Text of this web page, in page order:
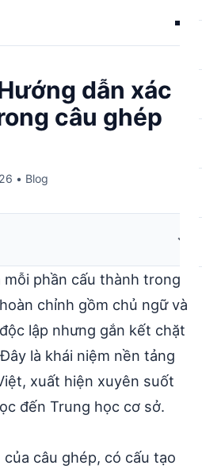
dẫn xác
câu ghép
• Blog
mỗi phần cấu thành trong
chỉnh gồm chủ ngữ và
lập nhưng gắn kết chặt
là khái niệm nền tảng
xuất hiện xuyên suốt
đến Trung học cơ sở.
câu ghép, có cấu tạo